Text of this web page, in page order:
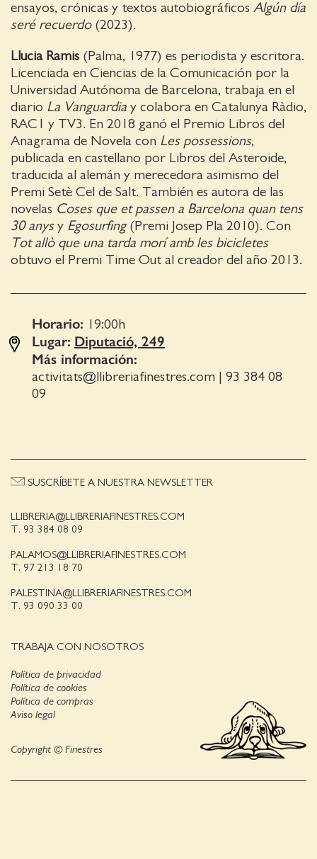
ensayos, crónicas y textos autobiográficos Algún día
seré recuerdo(2023).
Llucia Ramis (Palma, 1977) es periodista y escritora.
Licenciada en Ciencias de la Comunicación por la
Universidad Autónoma de Barcelona, trabaja en el
diario La Vanguardia y colabora en Catalunya Ràdio,
RAC1 y TV3. En 2018 ganó el Premio Libros del
Anagrama de Novela con Les possessions,
publicada en castellano por Libros del Asteroide,
traducida al alemán y merecedora asimismo del
Premi Setè Cel de Salt. También es autora de las
novelas Coses que et passen a Barcelona quan tens
30 anysy Egosurfing(Premi Josep Pla 2010). Con
Tot allò que una tarda morí amb les bicicletes
obtuvo el Premi Time Out al creador del año 2013.
Horario: 19:00 h
Lugar: Diputació, 249
Más información:
activitats@llibreriafinestres.com
93 384 08
09
LLIBRERIA@LLIBRERIAFINESTRES.COM
T. 93 384 08 09
PALAMOS@LLIBRERIAFINESTRES.COM
T. 97 213 18 70
PALESTINA@LLIBRERIAFINESTRES.COM
T. 93 090 33 00
TRABAJA CON NOSOTROS
SUSCRÍBETE A NUESTRA NEWSLETTER
Política de privacidad
Política de cookies
Aviso legal
Política de compras
Copyright © Finestres